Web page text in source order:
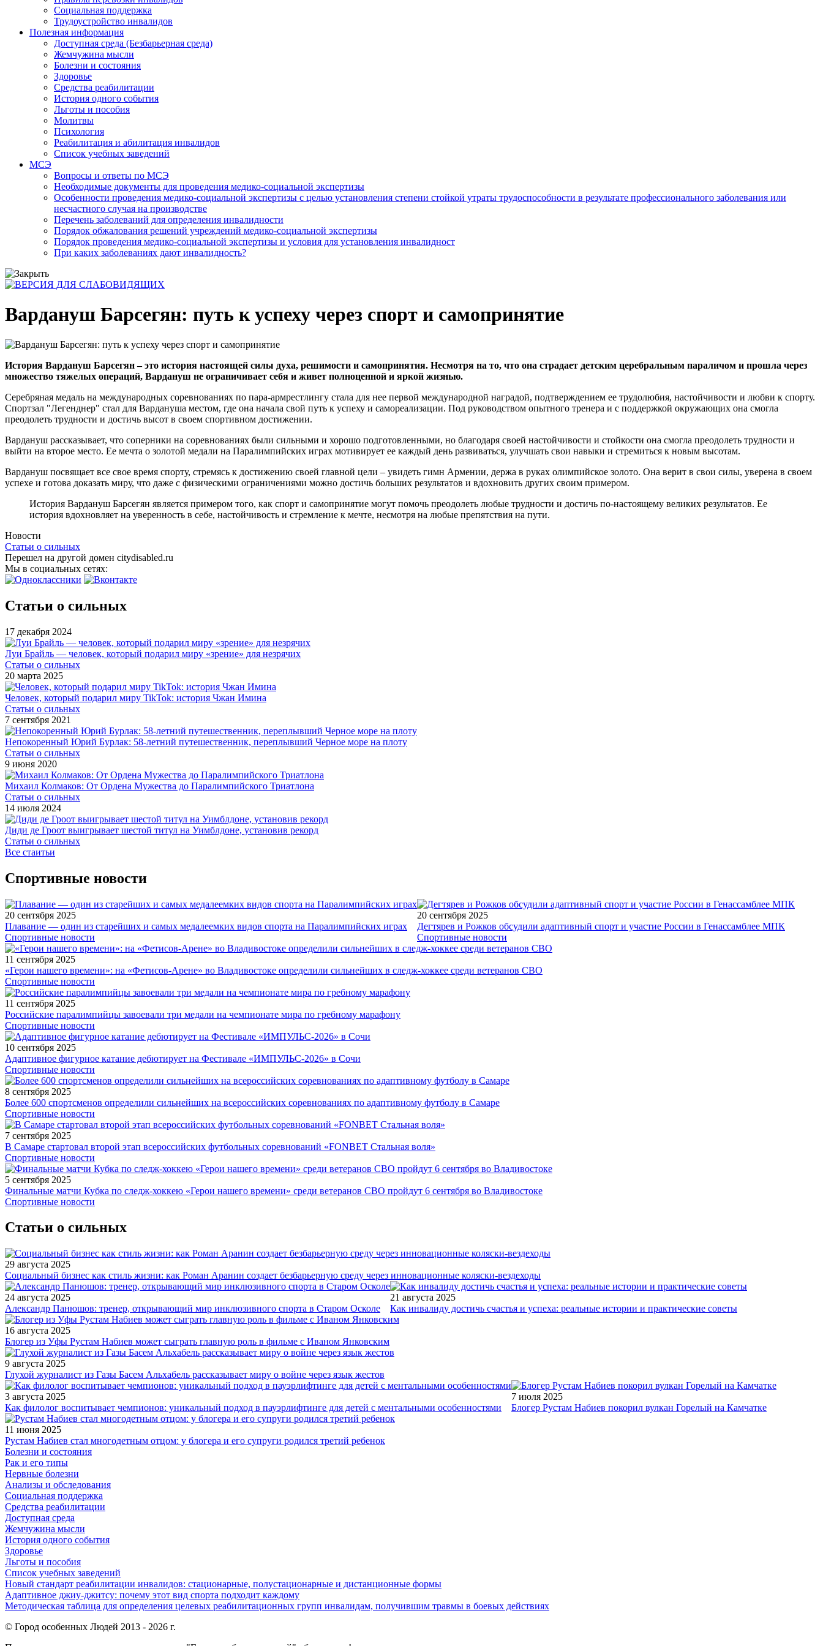
Социальная поддержка
Трудоустройство инвалидов
Полезная информация
Доступная среда (Безбарьерная среда)
Жемчужина мысли
Болезни и состояния
Здоровье
Средства реабилитации
История одного события
Льготы и пособия
Молитвы
Психология
Реабилитация и абилитация инвалидов
Список учебных заведений
МСЭ
Вопросы и ответы по МСЭ
Необходимые документы для проведения медико-социальной экспертизы
Особенности проведения медико-социальной экспертизы с целью установления степени стойкой утраты трудоспособности в результате профессионального заболевания или
несчастного случая на производстве
Перечень заболеваний для определения инвалидности
Порядок обжалования решений учреждений медико-социальной экспертизы
Порядок проведения медико-социальной экспертизы и условия для установления инвалидност
При каких заболеваниях дают инвалидность?
Вардануш Барсегян: путь к успеху через спорт и самопринятие
История Вардануш Барсегян – это история настоящей силы духа, решимости и самопринятия. Несмотря на то, что она страдает детским церебральным параличом и прошла через
множество тяжелых операций, Вардануш не ограничивает себя и живет полноценной и яркой жизнью.
Серебряная медаль на международных соревнованиях по пара-армрестлингу стала для нее первой международной наградой, подтверждением ее трудолюбия, настойчивости и любви к спорту.
Спортзал "Легенднер" стал для Вардануша местом, где она начала свой путь к успеху и самореализации. Под руководством опытного тренера и с поддержкой окружающих она смогла
преодолеть трудности и достичь высот в своем спортивном достижении.
Вардануш рассказывает, что соперники на соревнованиях были сильными и хорошо подготовленными, но благодаря своей настойчивости и стойкости она смогла преодолеть трудности и
выйти на второе место. Ее мечта о золотой медали на Паралимпийских играх мотивирует ее каждый день развиваться, улучшать свои навыки и стремиться к новым высотам.
Вардануш посвящает все свое время спорту, стремясь к достижению своей главной цели – увидеть гимн Армении, держа в руках олимпийское золото. Она верит в свои силы, уверена в своем
успехе и готова доказать миру, что даже с физическими ограничениями можно достичь больших результатов и вдохновить других своим примером.
История Вардануш Барсегян является примером того, как спорт и самопринятие могут помочь преодолеть любые трудности и достичь по-настоящему великих результатов. Ее
история вдохновляет на уверенность в себе, настойчивость и стремление к мечте, несмотря на любые препятствия на пути.
Новости
Статьи о сильных
Перешел на другой домен citydisabled.ru
Мы в социальных сетях:
Статьи о сильных
17 декабря 2024
Луи Брайль — человек, который подарил миру «зрение» для незрячих
Статьи о сильных
20 марта 2025
Человек, который подарил миру TikTok: история Чжан Имина
Статьи о сильных
7 сентября 2021
Непокоренный Юрий Бурлак: 58-летний путешественник, переплывший Черное море на плоту
Статьи о сильных
9 июня 2020
Михаил Колмаков: От Ордена Мужества до Паралимпийского Триатлона
Статьи о сильных
14 июля 2024
Диди де Гроот выигрывает шестой титул на Уимблдоне, установив рекорд
Статьи о сильных
Все стаитьи
Спортивные новости
20 сентября 2025
Плавание — один из старейших и самых медалеемких видов спорта на Паралимпийских играх
Спортивные новости
20 сентября 2025
Дегтярев и Рожков обсудили адаптивный спорт и участие России в Генассамблее МПК
Спортивные новости
11 сентября 2025
«Герои нашего времени»: на «Фетисов-Арене» во Владивостоке определили сильнейших в следж-хоккее среди ветеранов СВО
Спортивные новости
11 сентября 2025
Российские паралимпийцы завоевали три медали на чемпионате мира по гребному марафону
Спортивные новости
10 сентября 2025
Адаптивное фигурное катание дебютирует на Фестивале «ИМПУЛЬС-2026» в Сочи
Спортивные новости
8 сентября 2025
Более 600 спортсменов определили сильнейших на всероссийских соревнованиях по адаптивному футболу в Самаре
Спортивные новости
7 сентября 2025
В Самаре стартовал второй этап всероссийских футбольных соревнований «FONBET Стальная воля»
Спортивные новости
5 сентября 2025
Финальные матчи Кубка по следж-хоккею «Герои нашего времени» среди ветеранов СВО пройдут 6 сентября во Владивостоке
Спортивные новости
Статьи о сильных
29 августа 2025
Социальный бизнес как стиль жизни: как Роман Аранин создает безбарьерную среду через инновационные коляски-вездеходы
24 августа 2025
Александр Панюшов: тренер, открывающий мир инклюзивного спорта в Старом Осколе
21 августа 2025
Как инвалиду достичь счастья и успеха: реальные истории и практические советы
16 августа 2025
Блогер из Уфы Рустам Набиев может сыграть главную роль в фильме с Иваном Янковским
9 августа 2025
Глухой журналист из Газы Басем Альхабель рассказывает миру о войне через язык жестов
3 августа 2025
Как филолог воспитывает чемпионов: уникальный подход в пауэрлифтинге для детей с ментальными особенностями
7 июля 2025
Блогер Рустам Набиев покорил вулкан Горелый на Камчатке
11 июня 2025
Рустам Набиев стал многодетным отцом: у блогера и его супруги родился третий ребенок
Болезни и состояния
Рак и его типы
Нервные болезни
Анализы и обследования
Социальная поддержка
Средства реабилитации
Доступная среда
Жемчужина мысли
История одного события
Здоровье
Льготы и пособия
Список учебных заведений
Новый стандарт реабилитации инвалидов: стационарные, полустационарные и дистанционные формы
Адаптивное джиу-джитсу: почему этот вид спорта подходит каждому
Методическая таблица для определения целевых реабилитационных групп инвалидам, получившим травмы в боевых действиях
© Город особенных Людей 2013 - 2026 г.